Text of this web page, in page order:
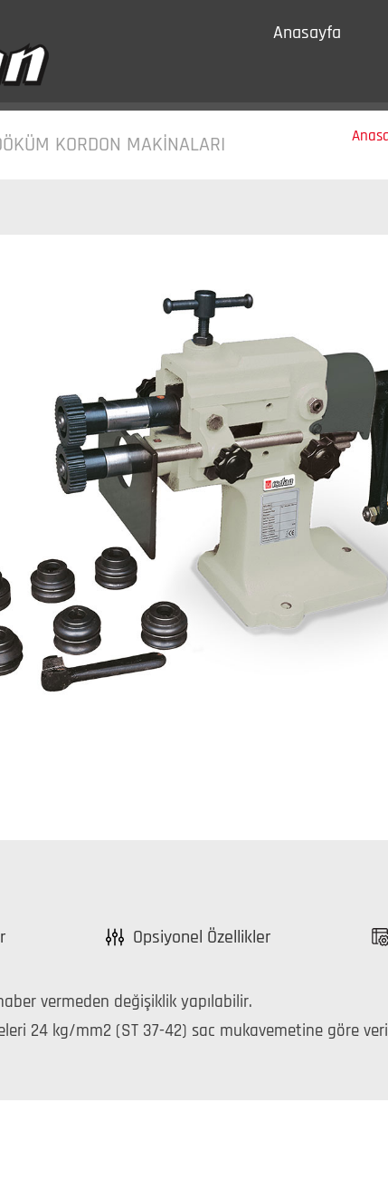
Anasayfa
KORDON MAKİNALARI
Opsiyonel Özellikler
vermeden değişiklik yapılabilir.
24 kg/mm2 (ST 37-42) sac mukavemetine göre